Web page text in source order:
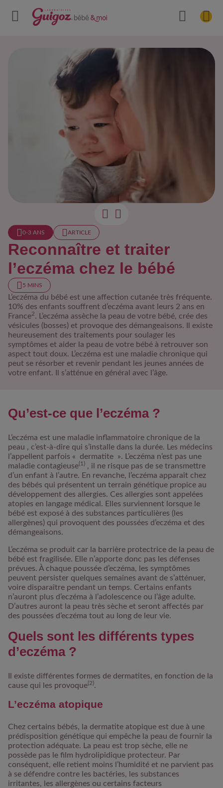
0-3 ANS ARTICLE
Reconnaître et traiter
l’eczéma chez le bébé
5 MINS
L’eczéma du bébé est une affection cutanée très fréquente.
10% des enfants souffrent d’eczéma avant leurs 2 ans en
France2. L’eczéma assèche la peau de votre bébé, crée des
vésicules (bosses) et provoque des démangeaisons. Il existe
heureusement des traitements pour soulager les
symptômes et aider la peau de votre bébé à retrouver son
aspect tout doux. L’eczéma est une maladie chronique qui
peut se résorber et revenir pendant les jeunes années de
votre enfant. Il s’atténue en général avec l’âge.
Qu’est-ce que l’eczéma ?
L’eczéma est une maladie inflammatoire chronique de la
peau , c’est-à-dire qui s’installe dans la durée. Les médecins
l’appellent parfois « dermatite ». L’eczéma n’est pas une
maladie contagieuse(1) , il ne risque pas de se transmettre
d’un enfant à l’autre. En revanche, l’eczéma apparaît chez
des bébés qui présentent un terrain génétique propice au
développement des allergies. Ces allergies sont appelées
atopies en langage médical. Elles surviennent lorsque le
bébé est exposé à des substances particulières (les
allergènes) qui provoquent des poussées d’eczéma et des
démangeaisons.
L’eczéma se produit car la barrière protectrice de la peau de
bébé est fragilisée. Elle n’apporte donc pas les défenses
prévues. À chaque poussée d’eczéma, les symptômes
peuvent persister quelques semaines avant de s’atténuer,
voire disparaître pendant un temps. Certains enfants
n’auront plus d’eczéma à l’adolescence ou l’âge adulte.
D’autres auront la peau très sèche et seront affectés par
des poussées d’eczéma tout au long de leur vie.
Quels sont les différents types
d’eczéma ?
Il existe différentes formes de dermatites, en fonction de la
cause qui les provoque(2).
L’eczéma atopique
Chez certains bébés, la dermatite atopique est due à une
prédisposition génétique qui empêche la peau de fournir la
protection adéquate. La peau est trop sèche, elle ne
possède pas le film hydrolipidique protecteur. Par
conséquent, elle retient moins l’humidité et ne parvient pas
à se défendre contre les bactéries, les substances
irritantes, les allergènes ou certains facteurs